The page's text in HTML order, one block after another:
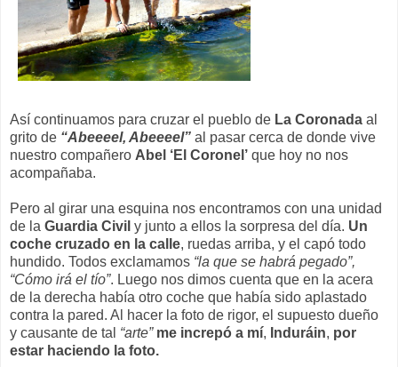
Así continuamos para cruzar el pueblo de La Coronada al
grito de “Abeeeel, Abeeeel” al pasar cerca de donde vive
nuestro compañero Abel ‘El Coronel’ que hoy no nos
acompañaba.
Pero al girar una esquina nos encontramos con una unidad
de la Guardia Civil y junto a ellos la sorpresa del día. Un
coche cruzado en la calle, ruedas arriba, y el capó todo
hundido. Todos exclamamos “la que se habrá pegado”,
“Cómo irá el tío”. Luego nos dimos cuenta que en la acera
de la derecha había otro coche que había sido aplastado
contra la pared. Al hacer la foto de rigor, el supuesto dueño
y causante de tal “arte” me increpó a mí, Induráin, por
estar haciendo la foto.